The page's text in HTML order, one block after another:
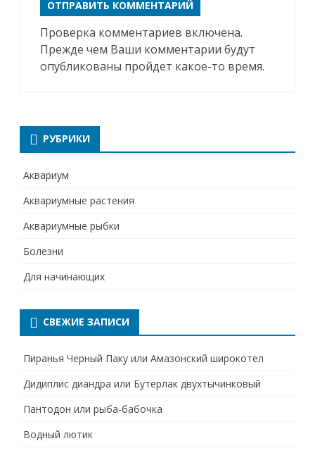
Проверка комментариев включена.
Прежде чем Ваши комментарии будут
опубликованы пройдет какое-то время.
РУБРИКИ
Аквариум
Аквариумные растения
Аквариумные рыбки
Болезни
Для начинающих
СВЕЖИЕ ЗАПИСИ
Пиранья Черный Паку или Амазонский широкотел
Дидиплис диандра или Бутерлак двухтычинковый
Пантодон или рыба-бабочка
Водный лютик